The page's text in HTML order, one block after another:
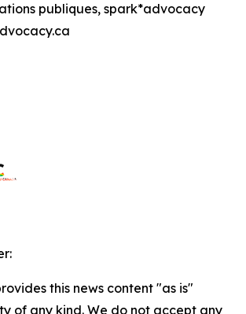
publiques, spark*advocacy
this news content "as is"
of any kind. We do not accept any